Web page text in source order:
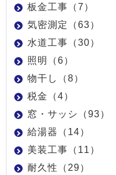
板金工事（7）
気密測定（63）
水道工事（30）
照明（6）
物干し（8）
税金（4）
窓・サッシ（93）
給湯器（14）
美装工事（11）
耐久性（29）